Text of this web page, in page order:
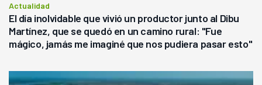
Actualidad
El día inolvidable que vivió un productor junto al Dibu
Martínez, que se quedó en un camino rural: "Fue
mágico, jamás me imaginé que nos pudiera pasar esto"